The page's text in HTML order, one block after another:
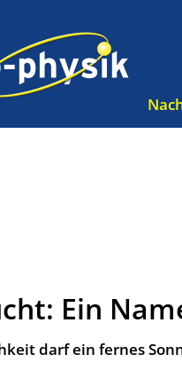
Ein
darf ein fernes